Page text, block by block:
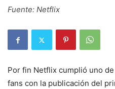
Fuente: Netflix
Por fin Netflix cumplió uno
fans con la publicación del